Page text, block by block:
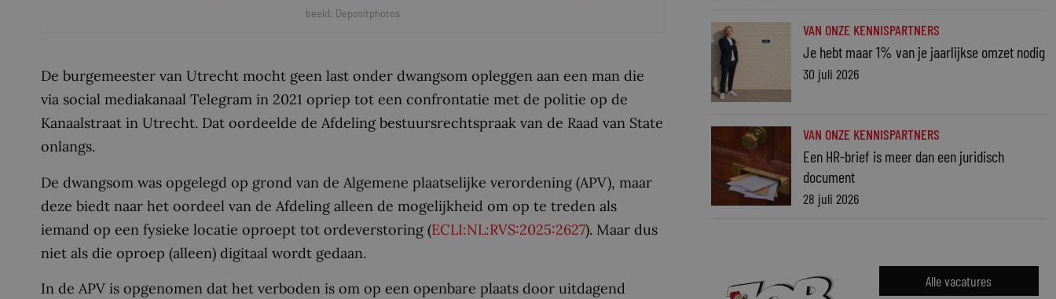
beeld: Depositphotos
De burgemeester van Utrecht mocht geen last onder dwangsom opleggen aan een man die
via social mediakanaal Telegram in 2021 opriep tot een confrontatie met de politie op de
Kanaalstraat in Utrecht. Dat oordeelde de Afdeling bestuursrechtspraak van de Raad van State
onlangs.
De dwangsom was opgelegd op grond van de Algemene plaatselijke verordening (APV), maar
deze biedt naar het oordeel van de Afdeling alleen de mogelijkheid om op te treden als
iemand op een fysieke locatie oproept tot ordeverstoring (ECLI:NL:RVS:2025:2627). Maar dus
niet als die oproep (alleen) digitaal wordt gedaan.
In de APV is opgenomen dat het verboden is om op een openbare plaats door uitdagend
VAN ONZE KENNISPARTNERS
Je hebt maar 1% van je jaarlijkse omzet nodig
30 juli 2026
VAN ONZE KENNISPARTNERS
Een HR-brief is meer dan een juridisch
document
28 juli 2026
Alle vacatures